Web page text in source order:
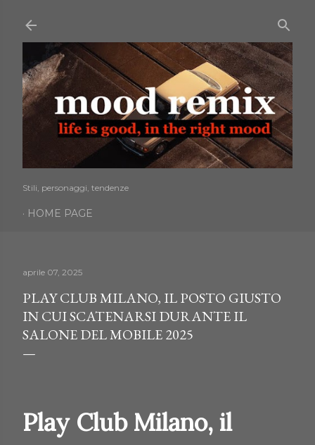
Stili, personaggi, tendenze
HOME PAGE
aprile 07, 2025
PLAY CLUB MILANO, IL POSTO GIUSTO
IN CUI SCATENARSI DURANTE IL
SALONE DEL MOBILE 2025
Play Club Milano, il